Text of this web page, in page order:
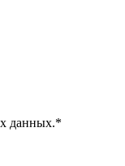
данных.*